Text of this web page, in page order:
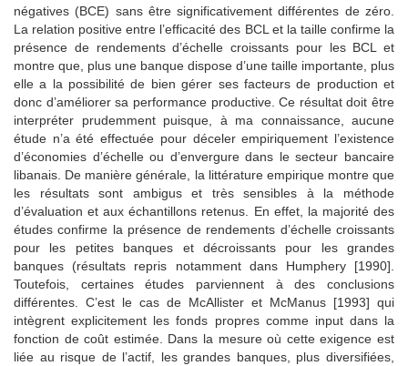
négatives (BCE) sans être significativement différentes de zéro.
La relation positive entre l’efficacité des BCL et la taille confirme la
présence de rendements d’échelle croissants pour les BCL et
montre que, plus une banque dispose d’une taille importante, plus
elle a la possibilité de bien gérer ses facteurs de production et
donc d’améliorer sa performance productive. Ce résultat doit être
interpréter prudemment puisque, à ma connaissance, aucune
étude n’a été effectuée pour déceler empiriquement l’existence
d’économies d’échelle ou d’envergure dans le secteur bancaire
libanais. De manière générale, la littérature empirique montre que
les résultats sont ambigus et très sensibles à la méthode
d’évaluation et aux échantillons retenus. En effet, la majorité des
études confirme la présence de rendements d’échelle croissants
pour les petites banques et décroissants pour les grandes
banques (résultats repris notamment dans Humphery [1990].
Toutefois, certaines études parviennent à des conclusions
différentes. C’est le cas de McAllister et McManus [1993] qui
intègrent explicitement les fonds propres comme input dans la
fonction de coût estimée. Dans la mesure où cette exigence est
liée au risque de l’actif, les grandes banques, plus diversifiées,